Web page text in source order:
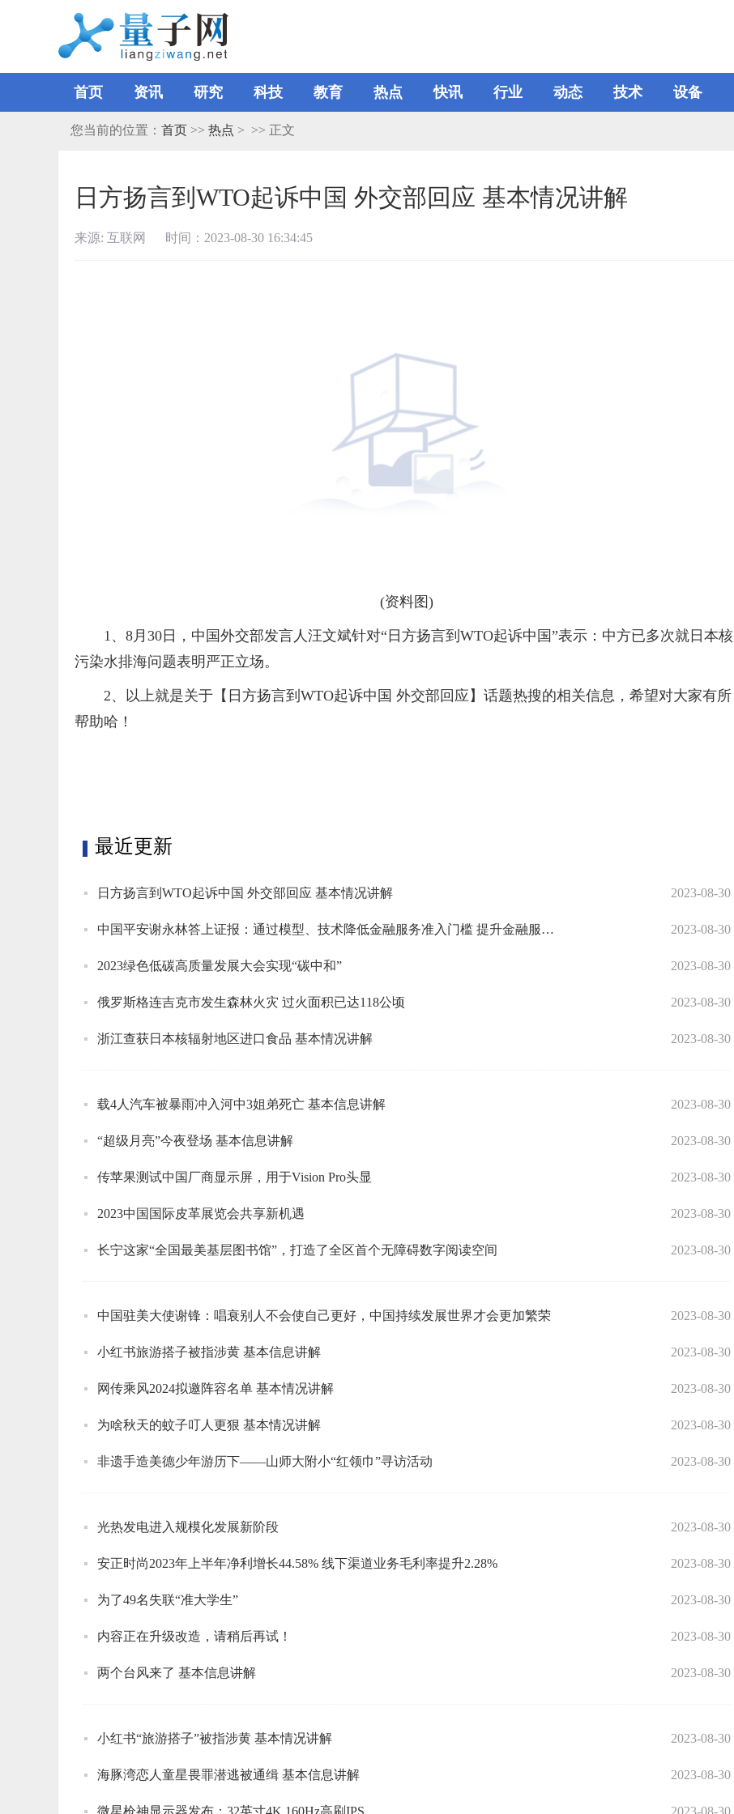
首页 资讯 研究 科技 教育 热点 快讯 行业 动态 技术 设备
您当前的位置： 首页 >> 热点 > >> 正文
日方扬言到WTO起诉中国 外交部回应 基本情况讲解
来源: 互联网 时间：2023-08-30 16:34:45
(资料图)
1、8月30日，中国外交部发言人汪文斌针对“日方扬言到WTO起诉中国”表示：中方已多次就日本核
污染水排海问题表明严正立场。
2、以上就是关于【日方扬言到WTO起诉中国 外交部回应】话题热搜的相关信息，希望对大家有所
帮助哈！
最近更新
日方扬言到WTO起诉中国 外交部回应 基本情况讲解 2023-08-30
中国平安谢永林答上证报：通过模型、技术降低金融服务准入门槛 提升金融服务的普惠性和可得性 2023-08-30
2023绿色低碳高质量发展大会实现“碳中和” 2023-08-30
俄罗斯格连吉克市发生森林火灾 过火面积已达118公顷 2023-08-30
浙江查获日本核辐射地区进口食品 基本情况讲解 2023-08-30
载4人汽车被暴雨冲入河中3姐弟死亡 基本信息讲解 2023-08-30
“超级月亮”今夜登场 基本信息讲解 2023-08-30
传苹果测试中国厂商显示屏，用于Vision Pro头显 2023-08-30
2023中国国际皮革展览会共享新机遇 2023-08-30
长宁这家“全国最美基层图书馆”，打造了全区首个无障碍数字阅读空间 2023-08-30
中国驻美大使谢锋：唱衰别人不会使自己更好，中国持续发展世界才会更加繁荣 2023-08-30
小红书旅游搭子被指涉黄 基本信息讲解 2023-08-30
网传乘风2024拟邀阵容名单 基本情况讲解 2023-08-30
为啥秋天的蚊子叮人更狠 基本情况讲解 2023-08-30
非遗手造美德少年游历下——山师大附小“红领巾”寻访活动 2023-08-30
光热发电进入规模化发展新阶段 2023-08-30
安正时尚2023年上半年净利增长44.58% 线下渠道业务毛利率提升2.28% 2023-08-30
为了49名失联“准大学生” 2023-08-30
内容正在升级改造，请稍后再试！ 2023-08-30
两个台风来了 基本信息讲解 2023-08-30
小红书“旅游搭子”被指涉黄 基本情况讲解 2023-08-30
海豚湾恋人童星畏罪潜逃被通缉 基本信息讲解 2023-08-30
微星枪神显示器发布：32英寸4K 160Hz高刷IPS 2023-08-30